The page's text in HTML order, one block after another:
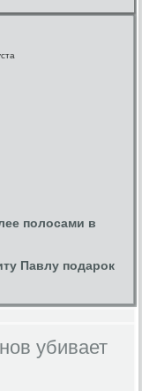
полосами в
Павлу подарок
убивает